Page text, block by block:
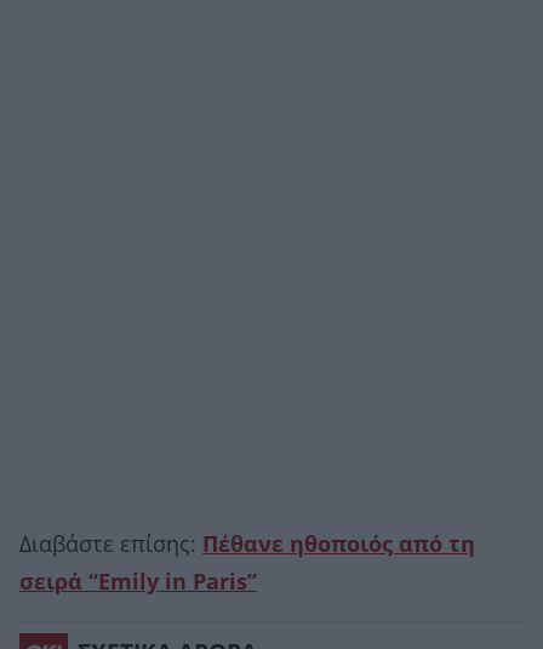
Διαβάστε επίσης: Πέθανε ηθοποιός από τη
σειρά “Emily in Paris”